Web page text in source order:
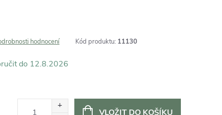
hodnocení Kód produktu: 11130
12.8.2026
VLOŽIT DO KOŠÍKU